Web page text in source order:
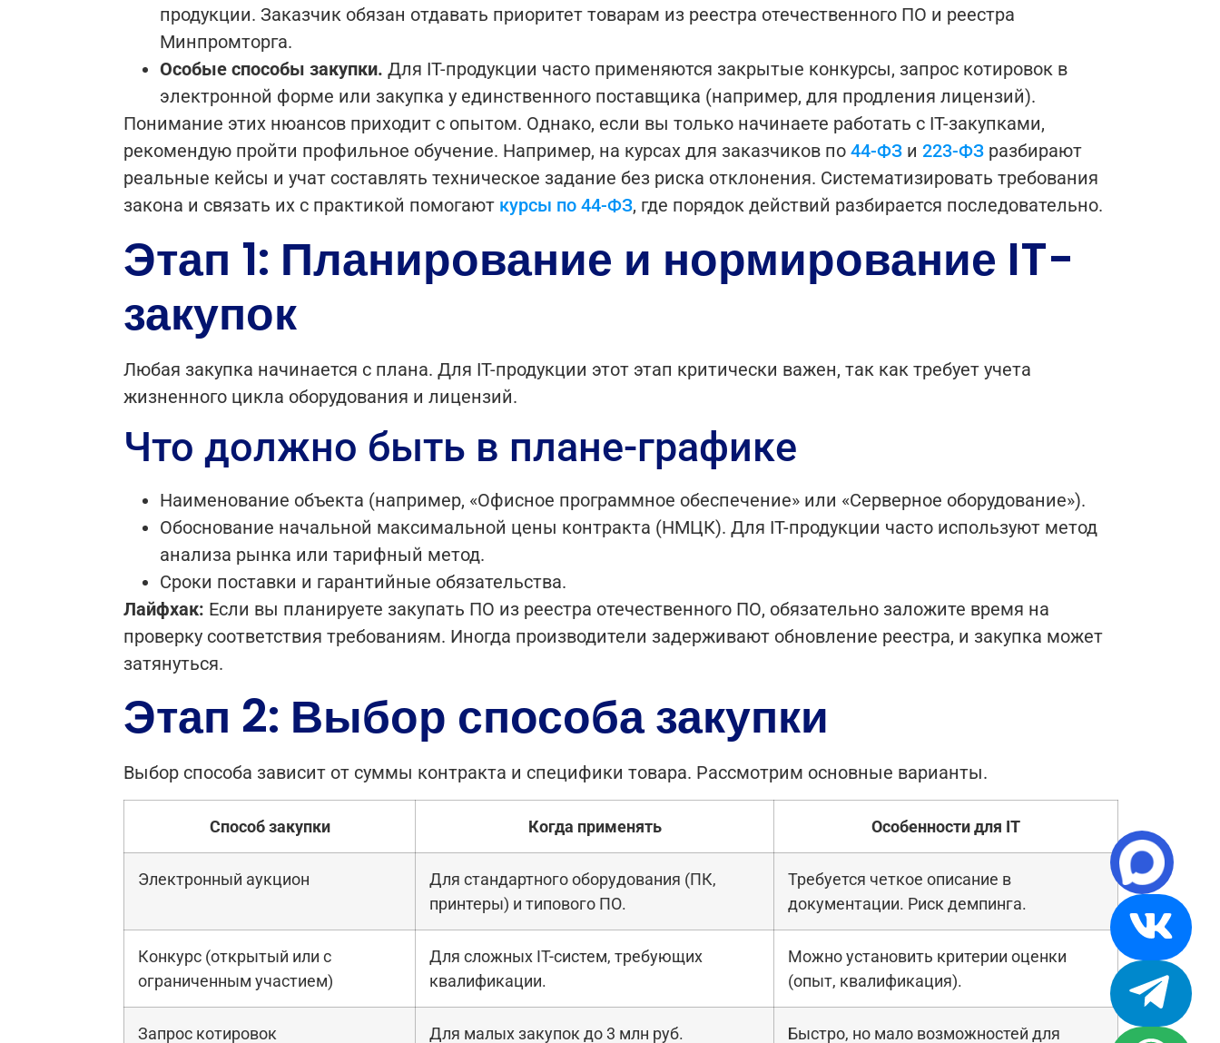
продукции. Заказчик обязан отдавать приоритет товарам из реестра отечественного ПО и реестра
Минпромторга.
Особые способы закупки. Для IT-продукции часто применяются закрытые конкурсы, запрос котировок в
электронной форме или закупка у единственного поставщика (например, для продления лицензий).
Понимание этих нюансов приходит с опытом. Однако, если вы только начинаете работать с IT-закупками,
рекомендую пройти профильное обучение. Например, на курсах для заказчиков по 44-ФЗ и 223-ФЗ разбирают
реальные кейсы и учат составлять техническое задание без риска отклонения. Систематизировать требования
закона и связать их с практикой помогают курсы по 44-ФЗ, где порядок действий разбирается последовательно.
Этап 1: Планирование и нормирование IT-
закупок
Любая закупка начинается с плана. Для IT-продукции этот этап критически важен, так как требует учета
жизненного цикла оборудования и лицензий.
Что должно быть в плане-графике
Наименование объекта (например, «Офисное программное обеспечение» или «Серверное оборудование»).
Обоснование начальной максимальной цены контракта (НМЦК). Для IT-продукции часто используют метод
анализа рынка или тарифный метод.
Сроки поставки и гарантийные обязательства.
Лайфхак: Если вы планируете закупать ПО из реестра отечественного ПО, обязательно заложите время на
проверку соответствия требованиям. Иногда производители задерживают обновление реестра, и закупка может
затянуться.
Этап 2: Выбор способа закупки
Выбор способа зависит от суммы контракта и специфики товара. Рассмотрим основные варианты.
Способ закупки Когда применять Особенности для IT
Электронный аукцион
Для стандартного оборудования (ПК,
принтеры) и типового ПО.
Требуется четкое описание в
документации. Риск демпинга.
Конкурс (открытый или с
ограниченным участием)
Для сложных IT-систем, требующих
квалификации.
Можно установить критерии оценки
(опыт, квалификация).
Запрос котировок Для малых закупок до 3 млн руб.
Быстро, но мало возможностей для